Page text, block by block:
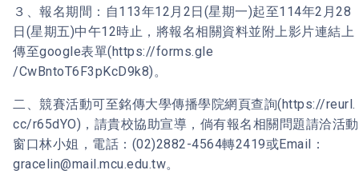
３、報名期間：自113年12月2日(星期一)起至114年2月28
日(星期五)中午12時止，將報名相關資料並附上影片連結上
傳至google表單(https://forms.gle
/CwBntoT6F3pKcD9k8)。
二、競賽活動可至銘傳大學傳播學院網頁查詢(https://reurl.
cc/r65dYO)，請貴校協助宣導，倘有報名相關問題請洽活動
窗口林小姐，電話：(02)2882-4564轉2419或Email：
gracelin@mail.mcu.edu.tw。